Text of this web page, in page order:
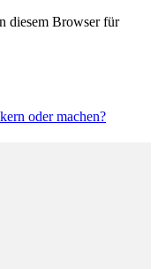
diesem Browser für
oder machen?